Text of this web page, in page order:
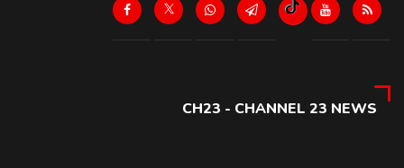
CH23 - CHANNEL 23 NEWS